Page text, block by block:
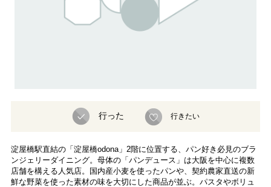
行った 行きたい
淀屋橋駅直結の「淀屋橋odona」2階に位置する、パン好き必見のブラ
ンジェリーダイニング。母体の「パンデュース」は大阪を中心に複数
店舗を構える人気店。国内産小麦を使ったパンや、契約農家直送の新
鮮な野菜を使った素材の味を大切にした商品が並ぶ。パスタやボリュ